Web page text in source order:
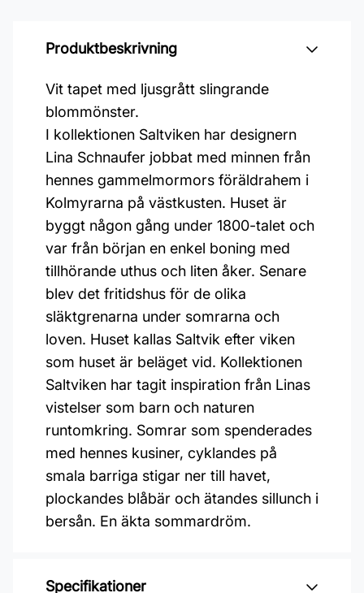
Produktbeskrivning
Vit tapet med ljusgrått slingrande
blommönster.
I kollektionen Saltviken har designern
Lina Schnaufer jobbat med minnen från
hennes gammelmormors föräldrahem i
Kolmyrarna på västkusten. Huset är
byggt någon gång under 1800-talet och
var från början en enkel boning med
tillhörande uthus och liten åker. Senare
blev det fritidshus för de olika
släktgrenarna under somrarna och
loven. Huset kallas Saltvik efter viken
som huset är beläget vid. Kollektionen
Saltviken har tagit inspiration från Linas
vistelser som barn och naturen
runtomkring. Somrar som spenderades
med hennes kusiner, cyklandes på
smala barriga stigar ner till havet,
plockandes blåbär och ätandes sillunch i
bersån. En äkta sommardröm.
Specifikationer